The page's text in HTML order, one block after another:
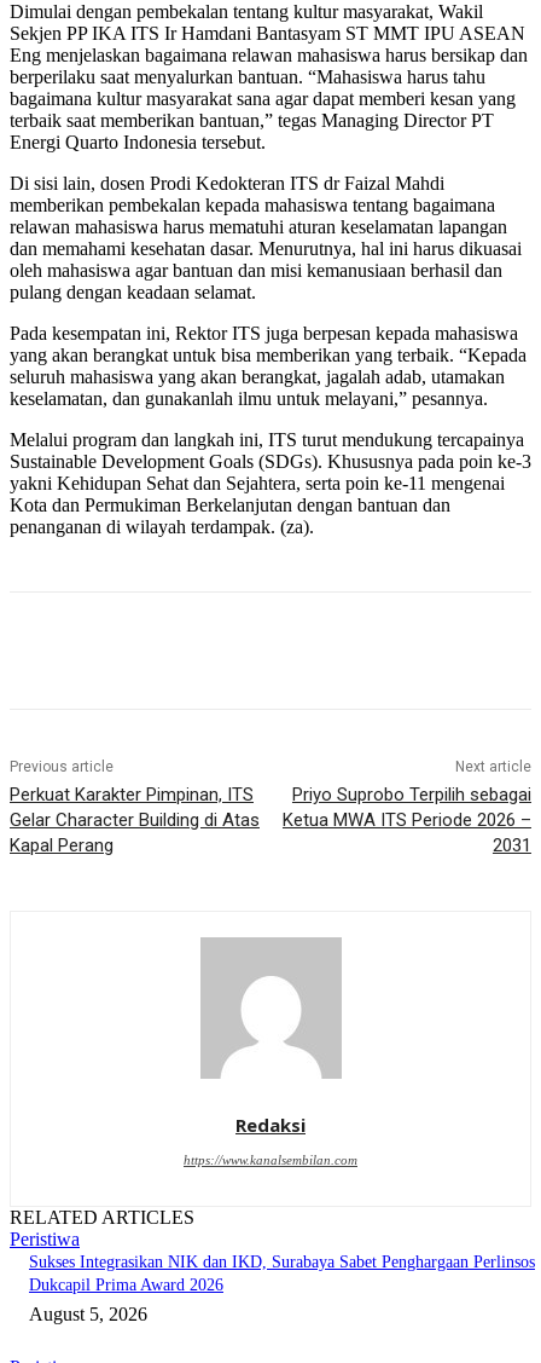
Dimulai dengan pembekalan tentang kultur masyarakat, Wakil
Sekjen PP IKA ITS Ir Hamdani Bantasyam ST MMT IPU ASEAN
Eng menjelaskan bagaimana relawan mahasiswa harus bersikap dan
berperilaku saat menyalurkan bantuan. “Mahasiswa harus tahu
bagaimana kultur masyarakat sana agar dapat memberi kesan yang
terbaik saat memberikan bantuan,” tegas Managing Director PT
Energi Quarto Indonesia tersebut.
Di sisi lain, dosen Prodi Kedokteran ITS dr Faizal Mahdi
memberikan pembekalan kepada mahasiswa tentang bagaimana
relawan mahasiswa harus mematuhi aturan keselamatan lapangan
dan memahami kesehatan dasar. Menurutnya, hal ini harus dikuasai
oleh mahasiswa agar bantuan dan misi kemanusiaan berhasil dan
pulang dengan keadaan selamat.
Pada kesempatan ini, Rektor ITS juga berpesan kepada mahasiswa
yang akan berangkat untuk bisa memberikan yang terbaik. “Kepada
seluruh mahasiswa yang akan berangkat, jagalah adab, utamakan
keselamatan, dan gunakanlah ilmu untuk melayani,” pesannya.
Melalui program dan langkah ini, ITS turut mendukung tercapainya
Sustainable Development Goals (SDGs). Khususnya pada poin ke-3
yakni Kehidupan Sehat dan Sejahtera, serta poin ke-11 mengenai
Kota dan Permukiman Berkelanjutan dengan bantuan dan
penanganan di wilayah terdampak. (za).
Previous article
Perkuat Karakter Pimpinan, ITS
Gelar Character Building di Atas
Kapal Perang
Next article
Priyo Suprobo Terpilih sebagai
Ketua MWA ITS Periode 2026 –
2031
Redaksi
https://www.kanalsembilan.com
RELATED ARTICLES
Peristiwa
Sukses Integrasikan NIK dan IKD, Surabaya Sabet Penghargaan Perlinsos
Dukcapil Prima Award 2026
August 5, 2026